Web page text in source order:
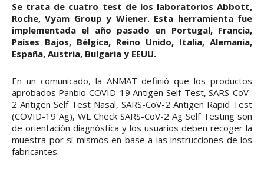
Se trata de cuatro test de los laboratorios Abbott,
Roche, Vyam Group y Wiener. Esta herramienta fue
implementada el año pasado en Portugal, Francia,
Países Bajos, Bélgica, Reino Unido, Italia, Alemania,
España, Austria, Bulgaria y EEUU.
En un comunicado, la ANMAT definió que los productos
aprobados Panbio COVID-19 Antigen Self-Test, SARS-CoV-
2 Antigen Self Test Nasal, SARS-CoV-2 Antigen Rapid Test
(COVID-19 Ag), WL Check SARS-CoV-2 Ag Self Testing son
de orientación diagnóstica y los usuarios deben recoger la
muestra por sí mismos en base a las instrucciones de los
fabricantes.